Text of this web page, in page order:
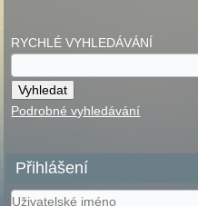
RYCHLÉ VYHLEDÁVÁNÍ
Podrobné vyhledávání
Přihlášení